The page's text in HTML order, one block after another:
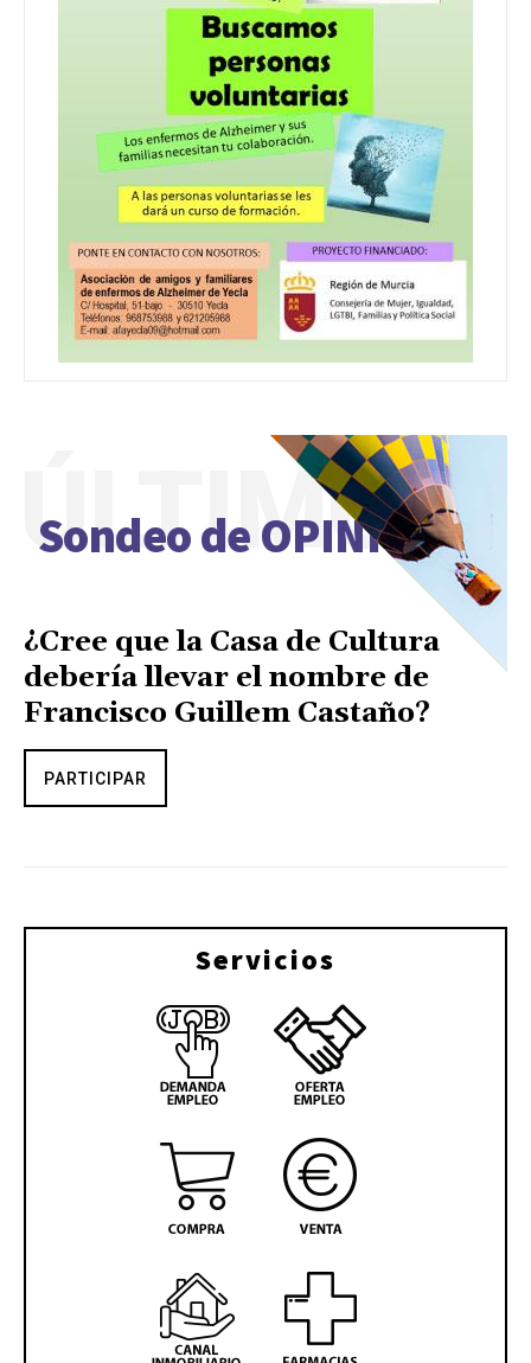
Sondeo de OPINIÓN
ÚLTIMO
¿Cree que la Casa de Cultura
debería llevar el nombre de
Francisco Guillem Castaño?
PARTICIPAR
Servicios